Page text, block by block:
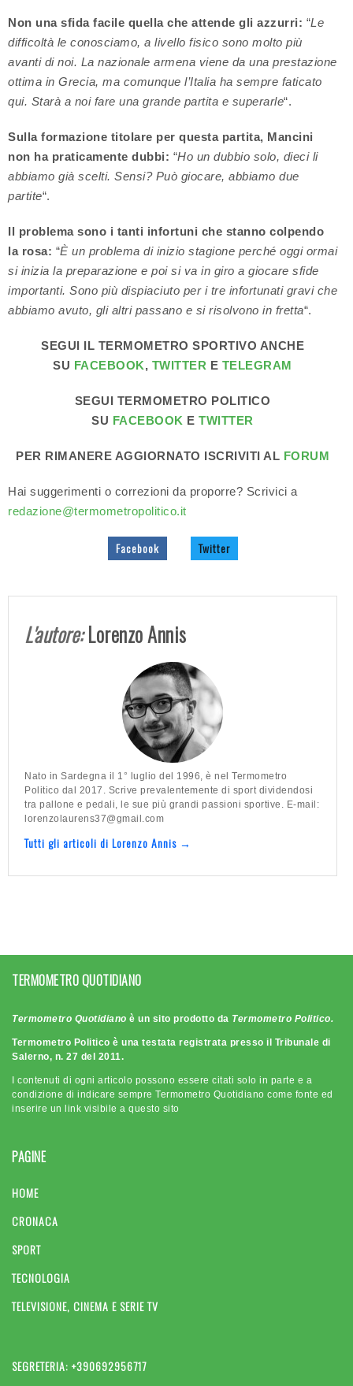
Non una sfida facile quella che attende gli azzurri: “Le
difficoltà le conosciamo, a livello fisico sono molto più
avanti di noi. La nazionale armena viene da una prestazione
ottima in Grecia, ma comunque l’Italia ha sempre faticato
qui. Starà a noi fare una grande partita e superarle“.
Sulla formazione titolare per questa partita, Mancini
non ha praticamente dubbi: “Ho un dubbio solo, dieci li
abbiamo già scelti. Sensi? Può giocare, abbiamo due
partite“.
Il problema sono i tanti infortuni che stanno colpendo
la rosa: “È un problema di inizio stagione perché oggi ormai
si inizia la preparazione e poi si va in giro a giocare sfide
importanti. Sono più dispiaciuto per i tre infortunati gravi che
abbiamo avuto, gli altri passano e si risolvono in fretta“.
SEGUI IL TERMOMETRO SPORTIVO ANCHE
SU FACEBOOK, TWITTER E TELEGRAM
SEGUI TERMOMETRO POLITICO
SU FACEBOOK ETWITTER
PER RIMANERE AGGIORNATO ISCRIVITI AL FORUM
Hai suggerimenti o correzioni da proporre? Scrivici a
redazione@termometropolitico.it
Facebook Twitter
L'autore:Lorenzo Annis
Nato in Sardegna il 1° luglio del 1996, è nel Termometro
Politico dal 2017. Scrive prevalentemente di sport dividendosi
tra pallone e pedali, le sue più grandi passioni sportive. E-mail:
lorenzolaurens37@gmail.com
Tutti gli articoli di Lorenzo Annis →
TERMOMETRO QUOTIDIANO
Termometro Quotidiano è un sito prodotto da Termometro Politico.
Termometro Politico è una testata registrata presso il Tribunale di
Salerno, n. 27 del 2011.
I contenuti di ogni articolo possono essere citati solo in parte e a
condizione di indicare sempre Termometro Quotidiano come fonte ed
inserire un link visibile a questo sito
PAGINE
HOME
CRONACA
SPORT
TECNOLOGIA
TELEVISIONE, CINEMA E SERIE TV
SEGRETERIA: +390692956717